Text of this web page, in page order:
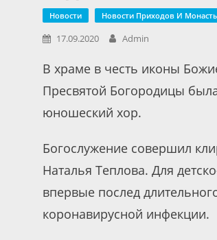
Новости Новости Приходов И
17.09.2020 Admin
В храме в честь иконы
Пресвятой Богородицы
юношеский хор.
Богослужение совершил
Наталья Теплова. Для
впервые послед
коронавирусной инфекции.